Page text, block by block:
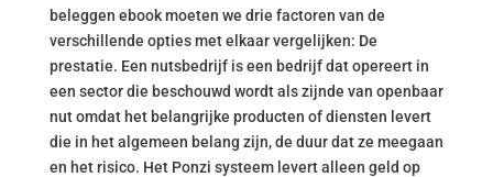
beleggen ebook moeten we drie factoren van de
verschillende opties met elkaar vergelijken: De
prestatie. Een nutsbedrijf is een bedrijf dat opereert in
een sector die beschouwd wordt als zijnde van openbaar
nut omdat het belangrijke producten of diensten levert
die in het algemeen belang zijn, de duur dat ze meegaan
en het risico. Het Ponzi systeem levert alleen geld op